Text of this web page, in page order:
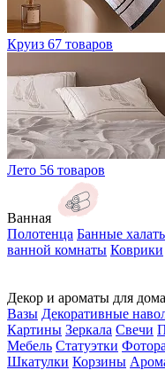
Круиз 67 товаров
Лето 56 товаров
Ванная
Полотенца Банные
ванной комнаты Коврики
Декор и ароматы для дома
Вазы Декоративные
Картины Зеркала Свечи
Мебель Статуэтки
Шкатулки Корзины